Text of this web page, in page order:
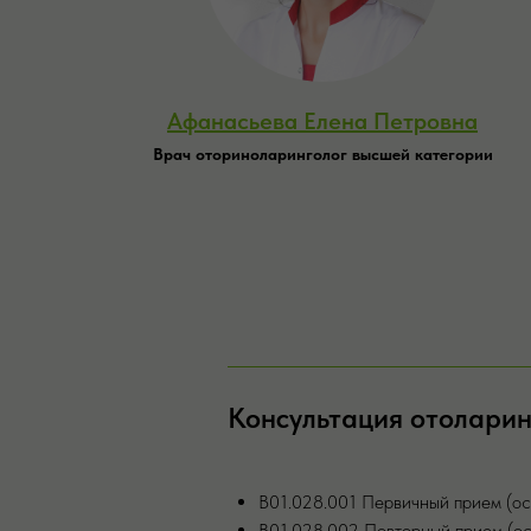
Aфaнaсьевa Еленa Петровнa
Врач оториноларинголог высшей категории
Консультация
В01.028.001 Первичный прием